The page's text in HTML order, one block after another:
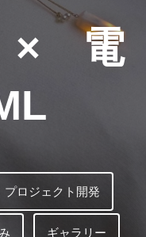
× 電
プロジェクト開発
ギャラリー